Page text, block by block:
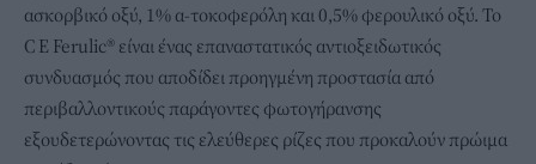
ασκορβικό οξύ, 1% α-τοκοφερόλη και 0,5% φερουλικό οξύ. Το
C E Ferulic® είναι ένας επαναστατικός αντιοξειδωτικός
συνδυασμός που αποδίδει προηγμένη προστασία από
περιβαλλοντικούς παράγοντες φωτογήρανσης
εξουδετερώνοντας τις ελεύθερες ρίζες που προκαλούν πρώιμα